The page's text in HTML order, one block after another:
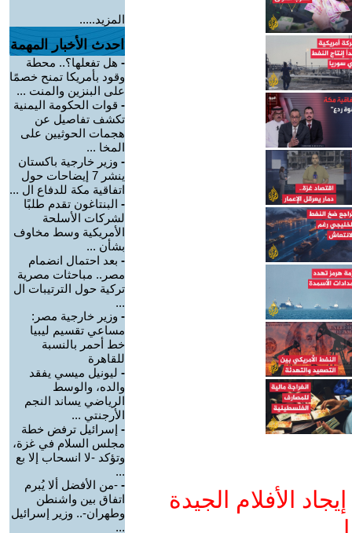
الأفلام الجيدة
المزيد.....
احدث الأخبار المهمة
- هل تفعلها؟.. محطة
وقود بأمريكا تمنح خصمًا
على البنزين والمنت ...
- قوات الحكومة اليمنية
تكشف تفاصيل عن
هجمات الحوثيين على
المخا ...
- وزير خارجية باكستان
ينشر 7 إيضاحات حول
اتفاقية مكة للدفاع ال ...
- البنتاغون تقدم طلبًا
لشركات الأسلحة
الأمريكية وسط مخاوف
بشأن ...
- بعد احتمال انضمام
مصر.. مباحثات مصرية
تركية حول الترتيبات ال
...
- وزير خارجية مصر:
مساعي تقسيم ليبيا
خط أحمر بالنسبة
للقاهرة
- ليونيل ميسي يفقد
والده، والوسط
الرياضي يساند النجم
الأرجنتي ...
- إسرائيل ترفض خطة
مجلس السلام في غزة،
وتؤكد -لا انسحاب إلا بع
...
- -من الأفضل ألا يُبرم
اتفاق بين واشنطن
وطهران-.. وزير إسرائيل
...